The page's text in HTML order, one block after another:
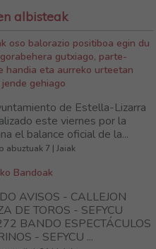
albisteak
oso balorazio positiboa egin du
gutxiago, parte-
handia eta aurreko urteetan
gehiago
de Estella-Lizarra
este viernes por la
el balance oficial de la...
abuztuak 7 | Jaiak
Bandoak
AVISOS - CALLEJON
DE TOROS - SEFYCU
BANDO ESPECTÁCULOS
- SEFYCU ...